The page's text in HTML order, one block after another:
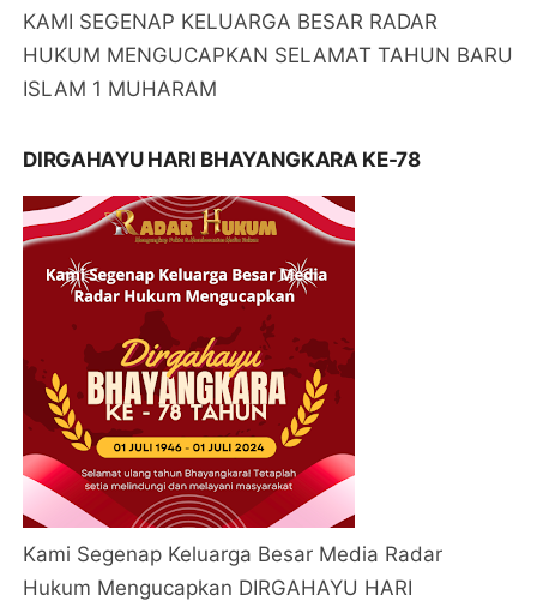
KAMI SEGENAP KELUARGA BESAR RADAR
HUKUM MENGUCAPKAN SELAMAT TAHUN BARU
ISLAM 1 MUHARAM
DIRGAHAYU HARI BHAYANGKARA KE-78
Kami Segenap Keluarga Besar Media Radar
Hukum Mengucapkan DIRGAHAYU HARI